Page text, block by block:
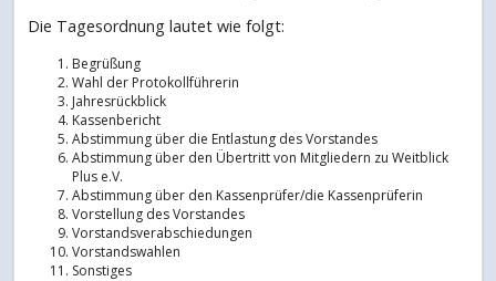
Die Tagesordnung lautet wie folgt:
Begrüßung
Wahl der Protokollführerin
Jahresrückblick
Kassenbericht
Abstimmung über die Entlastung des Vorstandes
Abstimmung über den Übertritt von Mitgliedern zu Weitblick
Plus e.V.
Abstimmung über den Kassenprüfer/die Kassenprüferin
Vorstellung des Vorstandes
Vorstandsverabschiedungen
Vorstandswahlen
Sonstiges